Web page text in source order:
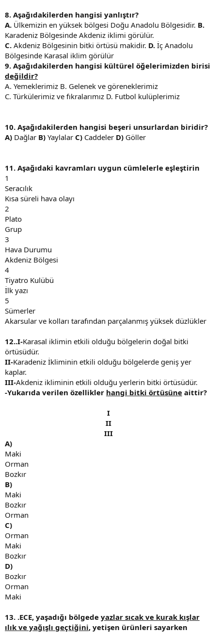
8. Aşağıdakilerden hangisi yanlıştır?
A. Ülkemizin en yüksek bölgesi Doğu Anadolu Bölgesidir. B.
Karadeniz Bölgesinde Akdeniz iklimi görülür.
C. Akdeniz Bölgesinin bitki örtüsü makidir. D. İç Anadolu
Bölgesinde Karasal iklim görülür
9. Aşağıdakilerden hangisi kültürel öğelerimizden birisi
değildir?
A. Yemeklerimiz B. Gelenek ve göreneklerimiz
C. Türkülerimiz ve fıkralarımız D. Futbol kulüplerimiz
10. Aşağıdakilerden hangisi beşeri unsurlardan biridir?
A) Dağlar B) Yaylalar C) Caddeler D) Göller
11. Aşağıdaki kavramları uygun cümlelerle eşleştirin
1
Seracılık
Kısa süreli hava olayı
2
Plato
Grup
3
Hava Durumu
Akdeniz Bölgesi
4
Tiyatro Kulübü
İlk yazı
5
Sümerler
Akarsular ve kolları tarafından parçalanmış yüksek düzlükler
12..I-Karasal iklimin etkili olduğu bölgelerin doğal bitki
örtüsüdür.
II-Karadeniz İkliminin etkili olduğu bölgelerde geniş yer
kaplar.
III-Akdeniz ikliminin etkili olduğu yerlerin bitki örtüsüdür.
-Yukarıda verilen özellikler hangi bitki örtüsüne aittir?
I
II
III
A)
Maki
Orman
Bozkır
B)
Maki
Bozkır
Orman
C)
Orman
Maki
Bozkır
D)
Bozkır
Orman
Maki
13. .ECE, yaşadığı bölgede yazlar sıcak ve kurak kışlar
ılık ve yağışlı geçtiğini, yetişen ürünleri sayarken